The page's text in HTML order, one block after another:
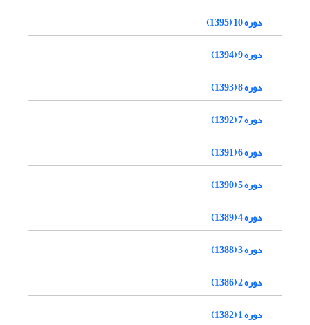
دوره 10 (1395)
دوره 9 (1394)
دوره 8 (1393)
دوره 7 (1392)
دوره 6 (1391)
دوره 5 (1390)
دوره 4 (1389)
دوره 3 (1388)
دوره 2 (1386)
دوره 1 (1382)